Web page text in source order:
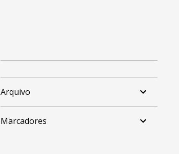
Arquivo
Marcadores